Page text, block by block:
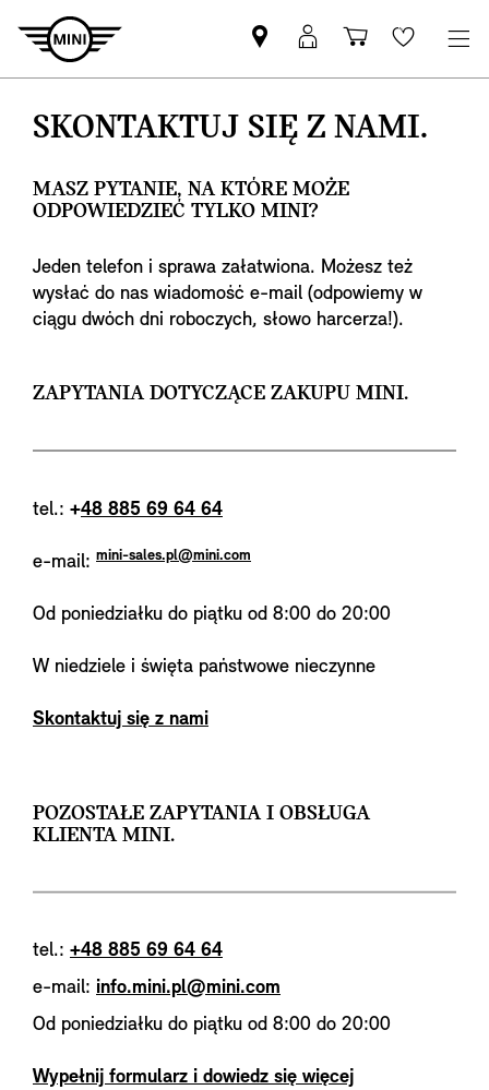
Znajdź
Partnera
Logowanie
MyMini
KoszykWishlist
SKONTAKTUJ SIĘ Z NAMI.
MASZ PYTANIE, NA KTÓRE MOŻE
ODPOWIEDZIEĆ TYLKO MINI?
Jeden telefon i sprawa załatwiona. Możesz też
wysłać do nas wiadomość e-mail (odpowiemy w
ciągu dwóch dni roboczych, słowo harcerza!).
ZAPYTANIA DOTYCZĄCE ZAKUPU MINI.
tel.: +48 885 69 64 64
e-mail: mini-sales.pl@mini.com
Od poniedziałku do piątku od 8:00 do 20:00
W niedziele i święta państwowe nieczynne
Skontaktuj się z nami
POZOSTAŁE ZAPYTANIA I OBSŁUGA
KLIENTA MINI.
tel.: +48 885 69 64 64
e-mail: info.mini.pl@mini.com
Od poniedziałku do piątku od 8:00 do 20:00
Wypełnij formularz i dowiedz się więcej